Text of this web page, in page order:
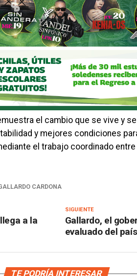
el cambio que se vive y
y mejores condiciones
el trabajo coordinado
CARDONA
SIGUIENTE
Gallardo, el
evaluado del
a la
TE PODRÍA INTERESAR